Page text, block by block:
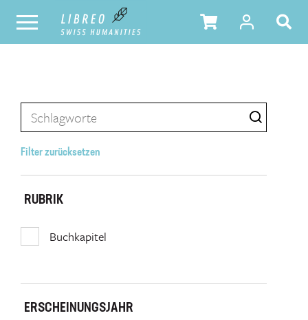
Filter zurücksetzen
RUBRIK
Buchkapitel
ERSCHEINUNGSJAHR